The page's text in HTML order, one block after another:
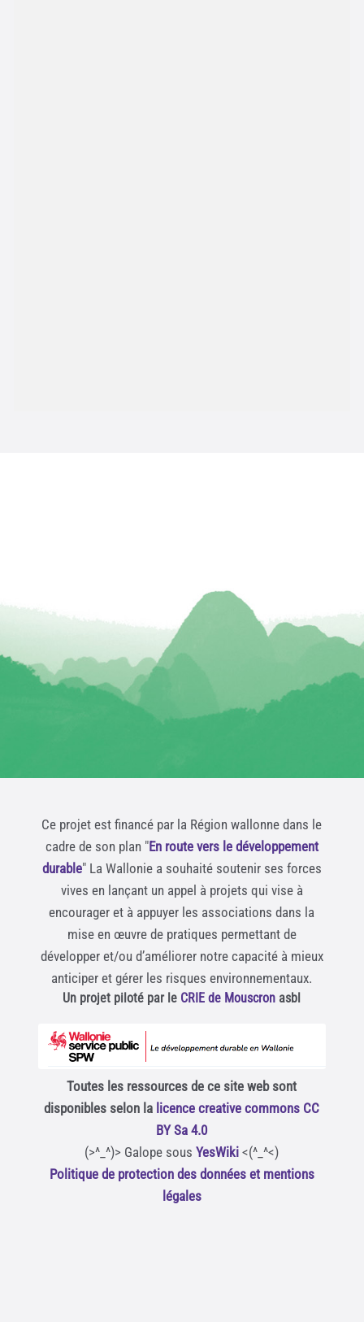
Ce projet est financé par la Région wallonne dans le
cadre de son plan "En route vers le développement
durable" La Wallonie a souhaité soutenir ses forces
vives en lançant un appel à projets qui vise à
encourager et à appuyer les associations dans la
mise en œuvre de pratiques permettant de
développer et/ou d’améliorer notre capacité à mieux
anticiper et gérer les risques environnementaux.
Un projet piloté par le CRIE de Mouscron asbl
Toutes les ressources de ce site web sont
disponibles selon la licence creative commons CC
BY Sa 4.0
(>^_^)> Galope sousYesWiki <(^_^<)
Politique de protection des données et mentions
légales